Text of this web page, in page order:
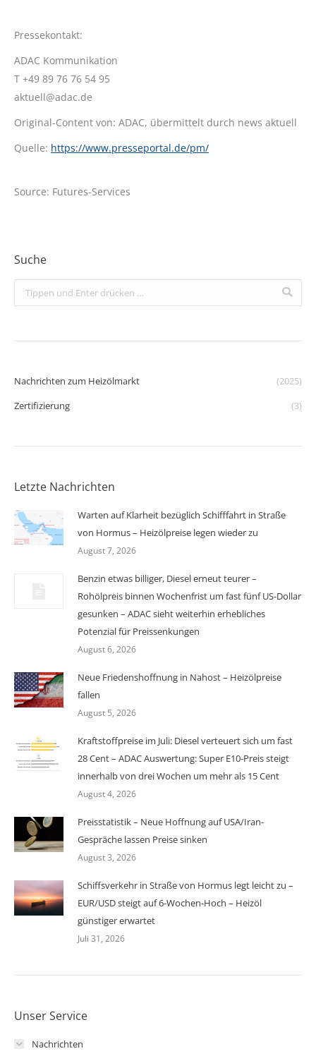
Pressekontakt:
ADAC Kommunikation
T +49 89 76 76 54 95
aktuell@adac.de
Original-Content von: ADAC, übermittelt durch news aktuell
Quelle: https://www.presseportal.de/pm/
Source: Futures-Services
Suche
Search:
Nachrichten zum Heizölmarkt
(2025)
Zertifizierung
(3)
Letzte Nachrichten
Warten auf Klarheit bezüglich Schifffahrt in Straße
von Hormus – Heizölpreise legen wieder zu
August 7, 2026
Benzin etwas billiger, Diesel erneut teurer –
Rohölpreis binnen Wochenfrist um fast fünf US-Dollar
gesunken – ADAC sieht weiterhin erhebliches
Potenzial für Preissenkungen
August 6, 2026
Neue Friedenshoffnung in Nahost – Heizölpreise
fallen
August 5, 2026
Kraftstoffpreise im Juli: Diesel verteuert sich um fast
28 Cent – ADAC Auswertung: Super E10-Preis steigt
innerhalb von drei Wochen um mehr als 15 Cent
August 4, 2026
Preisstatistik – Neue Hoffnung auf USA/Iran-
Gespräche lassen Preise sinken
August 3, 2026
Schiffsverkehr in Straße von Hormus legt leicht zu –
EUR/USD steigt auf 6-Wochen-Hoch – Heizöl
günstiger erwartet
Juli 31, 2026
Unser Service
Nachrichten